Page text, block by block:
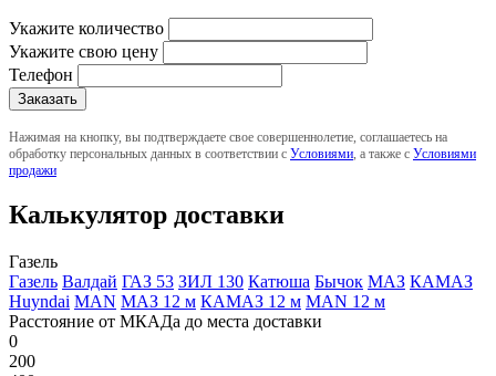
Укажите количество
Укажите свою цену
Телефон
Нажимая на кнопку, вы подтверждаете свое совершеннолетие, соглашаетесь на
обработку персональных данных в соответствии с Условиями , а также с Условиями
продажи
Калькулятор доставки
Газель
Газель Валдай ГАЗ 53 ЗИЛ 130 Катюша Бычок МАЗ КАМАЗ
Huyndai MAN МАЗ 12 м КАМАЗ 12 м MAN 12 м
Расстояние от МКАДа до места доставки
0
200